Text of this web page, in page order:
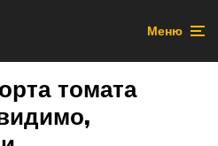
Меню
томата